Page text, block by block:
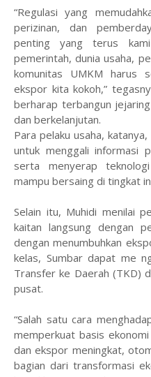
“Regulasi yang
perizinan, dan
penting yang terus
pemerintah, dunia usaha,
komunitas UMKM harus
ekspor kita kokoh,”
berharap terbangun
dan berkelanjutan.
Para pelaku usaha,
untuk menggali informasi
serta menyerap
mampu bersaing di tingkat
Selain itu, Muhidi menilai
kaitan langsung dengan
dengan menumbuhkan
kelas, Sumbar dapat me
Transfer ke Daerah (TKD)
pusat.
“Salah satu cara
memperkuat basis
dan ekspor meningkat,
bagian dari transformasi